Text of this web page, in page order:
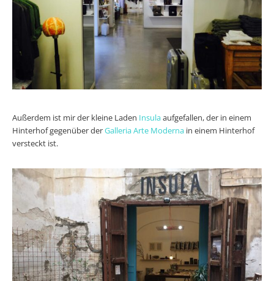
Außerdem ist mir der kleine Laden Insulaaufgefallen, der in einem
Hinterhof gegenüber derGalleria Arte Moderna in einem Hinterhof
versteckt ist.